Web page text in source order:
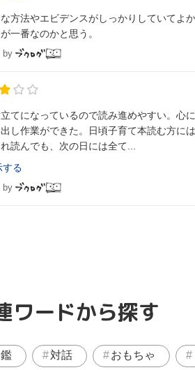
方法やエビデンスがしっかりしていてよ
一番なのかと思う。
by
てになっているので読み進めやすい。心
し作業ができた。日頃子育て本読む方に
読んでも、次の日には全て...
する
by
ワードから探す
対話 おもちゃ